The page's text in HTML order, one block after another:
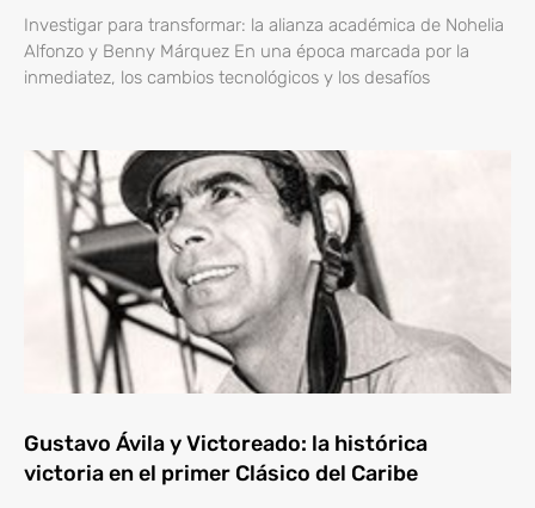
Investigar para transformar: la alianza académica de Nohelia
Alfonzo y Benny Márquez En una época marcada por la
inmediatez, los cambios tecnológicos y los desafíos
Gustavo Ávila y Victoreado: la histórica
victoria en el primer Clásico del Caribe